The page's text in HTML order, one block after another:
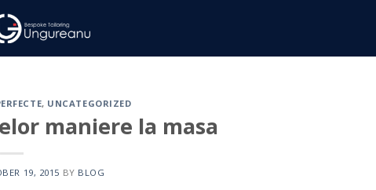
, UNCATEGORIZED
maniere la masa
19, 2015 BY BLOG